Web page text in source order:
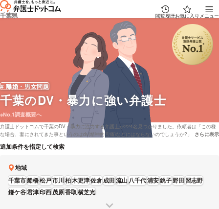
千葉県 閲覧履歴お気に入り メニュー
# 離婚・男女問題
千葉のDV・暴力に強い弁護士
※No.1調査概要へ
弁護士ドットコムで千葉のDV・暴力に注力する弁護士が224名見つかりました。依頼者は「この様
な場合、妻にされてきた事というのはdv(精神的苦痛)などにはならないのでしょうか?」「これは暴
力ととらえられてしまうのでしょうか。」などの問題をもっております。弁護士ドットコムでは弁
護士費用を分割払いで対応してくれる弁護士や電話相談を無料で対応してくれる千葉の弁護士な
ビューが良い弁護士の選び方などは詳しくリサーチしたけど、千葉周辺の弁護士を費用で比較した
い」などの要望にも応じることができます。弁護士によっては「相手方であるDV夫と粘り強く交渉
した結果、任意での離婚を納得させて解決した事案」などの解決実績もあります。弁護士の中には
「初回無料相談(60分)がありますので、お一人で悩まず、まずはご相談ください。」とおっしゃる方
もいます。DV・暴力で心配事がある方は成功報酬金額や営業時間などの条件を考慮して、条件に沿
う弁護士・法律事務所に一度相談をしてみることもご検討ください。
説明文の
さらに表示
追加条件を指定して検索
地域
千葉市船橋松戸市川柏木更津佐倉成田流山八千代浦安銚子野田習志野
鎌ケ谷君津印西茂原香取横芝光